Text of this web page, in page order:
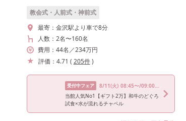
教会式・人前式・神前式
最寄： 金沢駅より車で8分
人数： 2名〜160名
費用： 44名 ／234万円
評価： 4.71 ( 205件)
受付中フェア 8/11(火) 08:45〜/09:00〜/13:30〜/16:00〜/17:00〜
当館人気No1【ギフト2万】和牛のどぐろ
試食×水が流れるチャペル